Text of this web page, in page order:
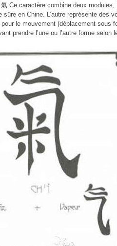
Ce caractère combine deux modules,
en Chine. L’autre représente des
le mouvement (déplacement sous
prendre l’une ou l’autre forme selon